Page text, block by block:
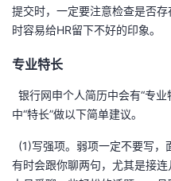
提交时，一定要注意检查是否
时容易给HR留下不好的印象。
专业特长
银行网申个人简历中会有“专
中“特长”做以下简单建议。
(1)写强项。弱项一定不要写，
有时会跟你聊两句，尤其是接